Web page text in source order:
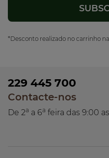
*Desconto realizado no carrinho
229 445 700
Contacte-nos
De 2a a 6a feira das 9:00